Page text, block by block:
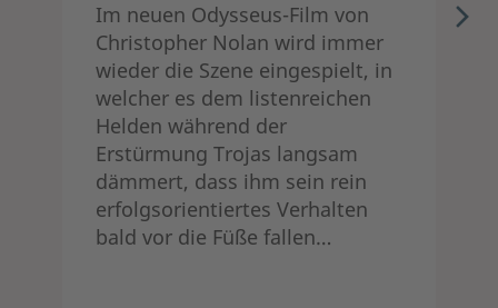
Im neuen Odysseus-Film von
Christopher Nolan wird immer
wieder die Szene eingespielt, in
welcher es dem listenreichen
Helden während der
Erstürmung Trojas langsam
dämmert, dass ihm sein rein
erfolgsorientiertes Verhalten
bald vor die Füße fallen…